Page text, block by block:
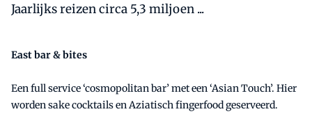
Jaarlijks reizen circa 5,3 miljoen ...
East bar & bites
Een full service ‘cosmopolitan bar’ met een ‘Asian Touch’. Hier
worden sake cocktails en Aziatisch fingerfood geserveerd.